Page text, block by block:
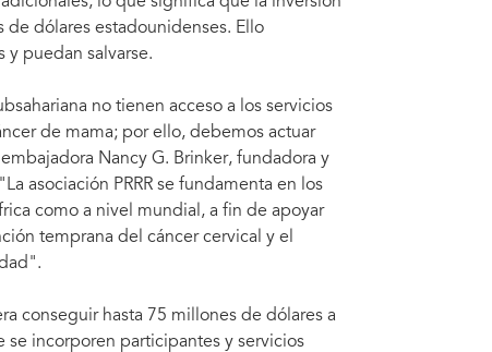
de dólares estadounidenses. Ello
y puedan salvarse.
no tienen acceso a los servicios
de mama; por ello, debemos actuar
Nancy G. Brinker, fundadora y
asociación PRRR se fundamenta en los
como a nivel mundial, a fin de apoyar
temprana del cáncer cervical y el
conseguir hasta 75 millones de dólares a
se incorporen participantes y servicios